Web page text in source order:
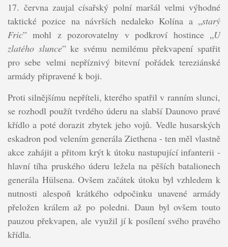
17. června zaujal císařský polní maršál velmi výhodné
taktické pozice na návrších nedaleko Kolína a „starý
Fric” mohl z pozorovatelny v podkroví hostince „U
zlatého slunce” ke svému nemilému překvapení spatřit
pro sebe velmi nepříznivý bitevní pořádek tereziánské
armády připravené k boji.
Proti silnějšímu nepříteli, kterého spatřil v ranním slunci,
se rozhodl použít tvrdého úderu na slabší Daunovo pravé
křídlo a poté dorazit zbytek jeho vojů. Vedle husarských
eskadron pod velením generála Ziethena - ten měl vlastně
akce zahájit a přitom krýt k útoku nastupující infanterii -
hlavní tíha pruského úderu ležela na pěších batalionech
generála Hülsena. Ovšem začátek útoku byl vzhledem k
nutnosti alespoň krátkého odpočinku unavené armády
přeložen králem až po poledni. Daun byl ovšem touto
pauzou překvapen, ale využil jí k posílení svého pravého
křídla.